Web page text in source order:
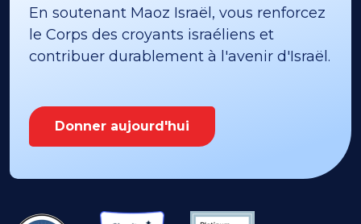
En soutenant Maoz Israël, vous renforcez
le Corps des croyants israéliens et
contribuer durablement à l'avenir d'Israël.
Donner aujourd'hui